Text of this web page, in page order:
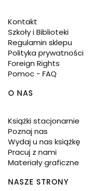
Kontakt
Szkoły i Biblioteki
Regulamin sklepu
Polityka prywatności
Foreign Rights
Pomoc - FAQ
O NAS
Książki stacjonarnie
Poznaj nas
Wydaj u nas książkę
Pracuj z nami
Materiały graficzne
NASZE STRONY